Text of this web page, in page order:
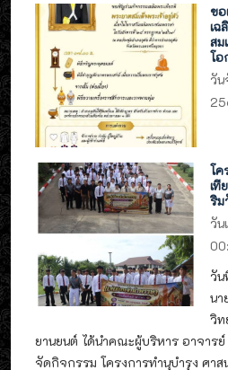
ขอ
เฉ
สม
โอ
วั
โค
เที
ริม
วัน
วั
นา
วิท
ยานยนต์ ได้นำคณะผู้บริหาร อาจาร
จัดกิจกรรม โครงการทำนุบำรุง ศาส